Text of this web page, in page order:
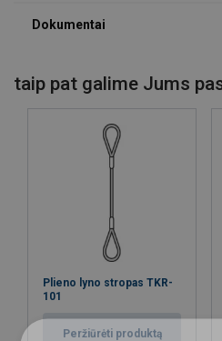
Pranešimas
taip pat galime Jums
Plieno lyno stropas TKR-
101
Peržiūrėti produktą